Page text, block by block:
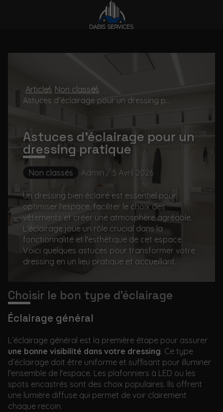
Articles Non classés
Astuces d’éclairage pour un dressing pratique
Astuces d’éclairage pour un
dressing pratique
Non classés Admin / 5 Avril 2026
Un dressing bien éclairé est essentiel pour
optimiser l'espace, faciliter le choix des
vêtements et créer une atmosphère agréable.
L'éclairage joue un rôle crucial dans la
fonctionnalité et l'esthétique de cet espace.
Voici quelques astuces pour transformer votre
dressing en un lieu pratique et accueillant.
Choisir le bon type d’éclairage
Éclairage général
L’éclairage général est la première étape pour assurer
une bonne visibilité dans votre dressing. Ce type
d’éclairage doit être uniforme et suffisant pour illuminer
l'ensemble de l'espace. Les plafonniers à LED ou les
spots encastrés sont des choix populaires. Ils offrent
une lumière diffuse qui permet de voir clairement
chaque recoin.